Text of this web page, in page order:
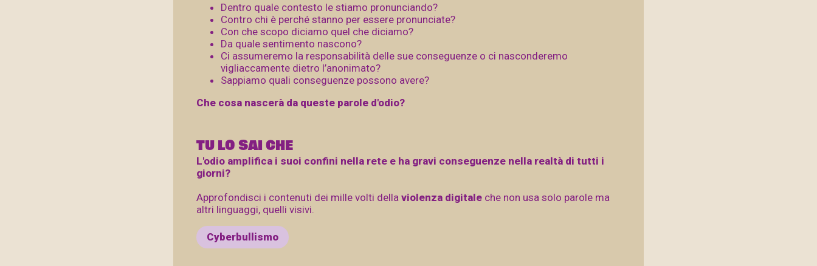
Dentro quale contesto le stiamo pronunciando?
Contro chi è perché stanno per essere pronunciate?
Con che scopo diciamo quel che diciamo?
Da quale sentimento nascono?
Ci assumeremo la responsabilità delle sue conseguenze o ci nasconderemo
vigliaccamente dietro l’anonimato?
Sappiamo quali conseguenze possono avere?
Che cosa nascerà da queste parole d'odio?
TU LO SAI CHE
L'odio amplifica i suoi confini nella rete e ha gravi conseguenze nella realtà di tutti i
giorni?
Approfondisci i contenuti dei mille volti della violenza digitale che non usa solo parole ma
altri linguaggi, quelli visivi.
Cyberbullismo